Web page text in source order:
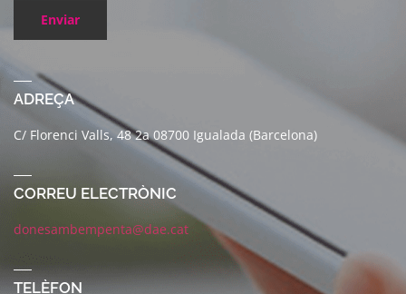
Enviar
ADREÇA
C/ Florenci Valls, 48 2a 08700 Igualada (Barcelona)
CORREU ELECTRÒNIC
donesambempenta@dae.cat
TELÈFON